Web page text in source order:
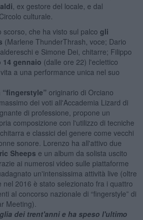
, ex gestore del locale, e dal
culturale.
scorso, che ha visto sul palco gli
(Marlene ThunderThrash, voce; Dario
e Simone Dei, chitarre; Filippo
14 gennaio (dalle ore 22) l'eclettico
a una performance unica nel suo
originario di Orciano
dei voti all'Accademia Lizard di
di professione, propone un
composizione con l'utilizzo di tecniche
e classici del genere come vecchi
sonore. Lorenzo ha all'attivo due
Sheeps e un album da solista uscito
ai numerosi video sulle piattaforme
un'intensissima attività live (oltre
2016 è stato selezionato fra i quattro
al concorso nazionale di “fingerstyle” di
Meeting).
dei trent'anni e ha speso l'ultimo